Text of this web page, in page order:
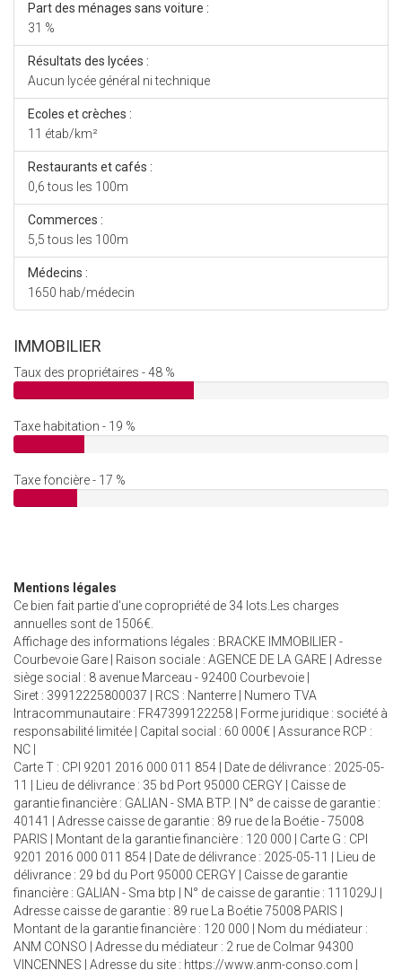
Part des ménages sans voiture :
31 %
Résultats des lycées :
Aucun lycée général ni technique
Ecoles et crèches :
11 étab/km²
Restaurants et cafés :
0,6 tous les 100m
Commerces :
5,5 tous les 100m
Médecins :
1650 hab/médecin
IMMOBILIER
Taux des propriétaires - 48 %
Taxe habitation - 19 %
Taxe foncière - 17 %
Mentions légales
Ce bien fait partie d'une copropriété de 34 lots.Les charges
annuelles sont de 1506€.
Affichage des informations légales : BRACKE IMMOBILIER -
Courbevoie Gare | Raison sociale : AGENCE DE LA GARE | Adresse
siège social : 8 avenue Marceau - 92400 Courbevoie |
Siret : 39912225800037 | RCS : Nanterre | Numero TVA
Intracommunautaire : FR47399122258 | Forme juridique : société à
responsabilité limitée | Capital social : 60 000€ | Assurance RCP :
NC |
Carte T : CPI 9201 2016 000 011 854 | Date de délivrance : 2025-05-
11 | Lieu de délivrance : 35 bd Port 95000 CERGY | Caisse de
garantie financière : GALIAN - SMA BTP. | N° de caisse de garantie :
40141 | Adresse caisse de garantie : 89 rue de la Boétie - 75008
PARIS | Montant de la garantie financière : 120 000 | Carte G : CPI
9201 2016 000 011 854 | Date de délivrance : 2025-05-11 | Lieu de
délivrance : 29 bd du Port 95000 CERGY | Caisse de garantie
financière : GALIAN - Sma btp | N° de caisse de garantie : 111029J |
Adresse caisse de garantie : 89 rue La Boétie 75008 PARIS |
Montant de la garantie financière : 120 000 | Nom du médiateur :
ANM CONSO | Adresse du médiateur : 2 rue de Colmar 94300
VINCENNES | Adresse du site : https://www.anm-conso.com